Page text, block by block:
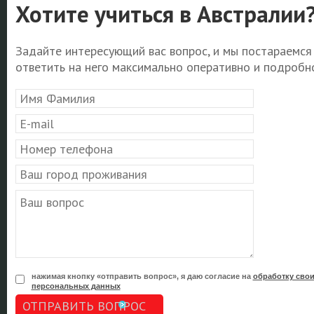
Хотите учиться в
Задайте интересующий вас вопрос, и мы постараемся
ответить на него максимально оперативно и
нажимая кнопку «отправить вопрос», я даю согласие на обработку
персональных данных
ОТПРАВИТЬ ВОПРОС